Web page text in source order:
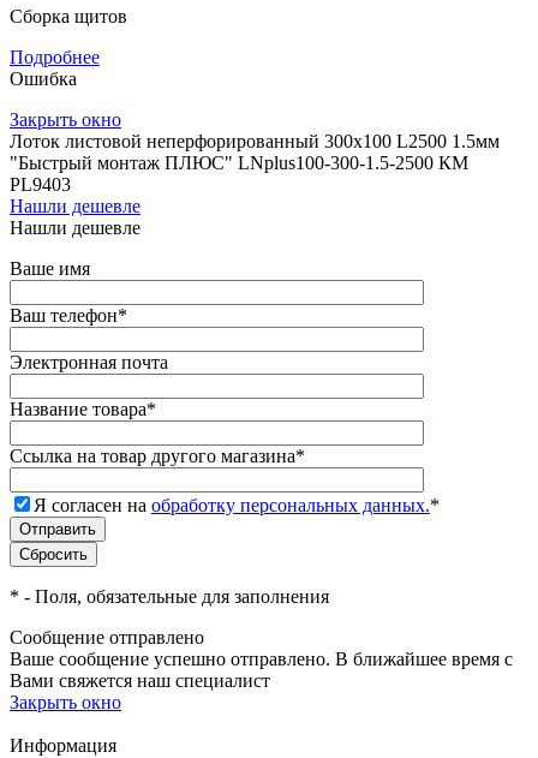
Сборка щитов
Подробнее
Ошибка
Закрыть окно
Лоток листовой неперфорированный 300х100 L2500 1.5мм
"Быстрый монтаж ПЛЮС" LNplus100-300-1.5-2500 КМ
PL9403
Нашли дешевле
Нашли дешевле
Ваше имя
Ваш телефон*
Электронная почта
Название товара*
Ссылка на товар другого магазина*
Я согласен на обработку персональных данных.*
* - Поля, обязательные для заполнения
Сообщение отправлено
Ваше сообщение успешно отправлено. В ближайшее время с
Вами свяжется наш специалист
Закрыть окно
Информация